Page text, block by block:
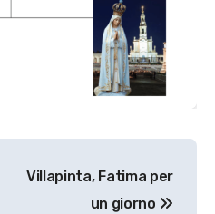
Villapinta, Fatima per
un giorno